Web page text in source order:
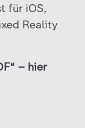
für iOS,
Reality
– hier